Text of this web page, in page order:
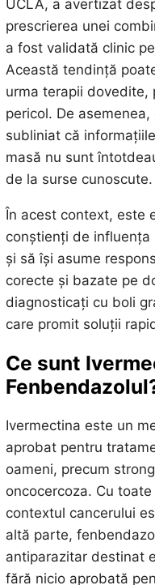
UCLA, a avertizat
prescrierea unei
a fost validată clinic
Această tendință
urma terapii dovedite,
pericol. De
subliniat că
masă nu sunt
de la surse cunoscute.
În acest context, este
conștienți de influența
și să își asume
corecte și bazate pe
diagnosticați cu boli
care promit soluții
Ce sunt
Ivermectina este un
aprobat pentru
oameni, precum
oncocercoza. Cu
contextul cancerului
altă parte,
antiparazitar destinat
fără nicio aprobată